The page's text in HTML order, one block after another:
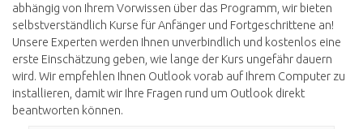
abhängig von Ihrem Vorwissen über das Programm, wir bieten
selbstverständlich Kurse für Anfänger und Fortgeschrittene an!
Unsere Experten werden Ihnen unverbindlich und kostenlos eine
erste Einschätzung geben, wie lange der Kurs ungefähr dauern
wird. Wir empfehlen Ihnen Outlook vorab auf Ihrem Computer zu
installieren, damit wir Ihre Fragen rund um Outlook direkt
beantworten können.